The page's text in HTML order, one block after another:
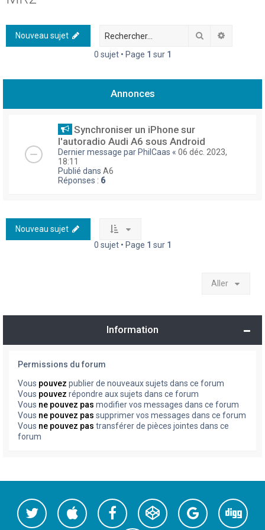
h
r
Nouveau sujet Rechercher
0 sujet • Page 1 sur 1
Annonces
Synchroniser un iPhone sur
l'autoradio Audi A6 sous Android
Dernier message par PhilCaas « 06 déc. 2023,
18:11
Publié dans A6
Réponses : 6
Nouveau sujet
0 sujet • Page 1 sur 1
Aller
Information
Permissions du forum
Vous pouvez publier de nouveaux sujets dans ce forum
Vous pouvez répondre aux sujets dans ce forum
Vous ne pouvez pas modifier vos messages dans ce forum
Vous ne pouvez pas supprimer vos messages dans ce forum
Vous ne pouvez pas transférer de pièces jointes dans ce
forum